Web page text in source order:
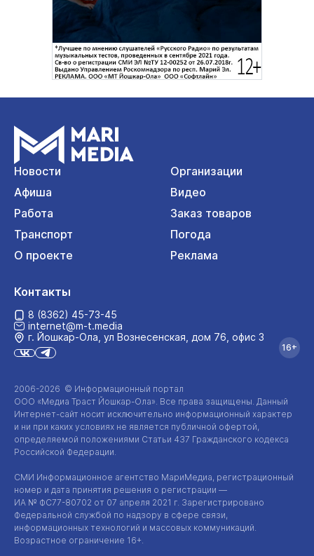
Новости
Организации
Афиша
Видео
Работа
Заказ товаров
Транспорт
Погода
О проекте
Реклама
2006-2026 © Информационный портал
ООО «Медиа Траст Йошкар-Ола». Все права защищены. Данный
Интернет-сайт носит исключительно информационный характер
и ни при каких условиях не является публичной офертой,
определяемой положениями Статьи 437 Гражданского кодекса
Российской Федерации.
СМИ Информационное агентство МариМедиа, регистрационный
номер и дата принятия решения о регистрации —
ИА № ФС77-80702 от 07 апреля 2021 г. Зарегистрировано
Федеральной службой по надзору в сфере связи,
информационных технологий и массовых коммуникаций.
Возрастное ограничение 16+.
Контакты
8 (8362) 45-73-45
internet@m-t.media
г. Йошкар‑Ола, ул Вознесенская, дом 76, офис 3
16+